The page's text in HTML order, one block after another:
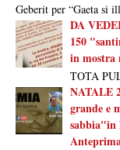
Geberit per “Gaeta si
DA
150
in mostra
TOTA
NATALE
grande e
sabbia"in